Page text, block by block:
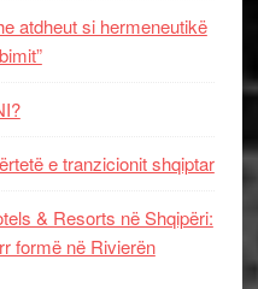
atdheut si hermeneutikë
e tranzicionit shqiptar
& Resorts në Shqipëri:
formë në Rivierën